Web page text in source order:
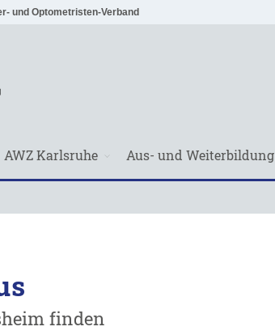
und Optometristen-Verband
AWZ Karlsruhe Aus- und Weiterbildung
finden